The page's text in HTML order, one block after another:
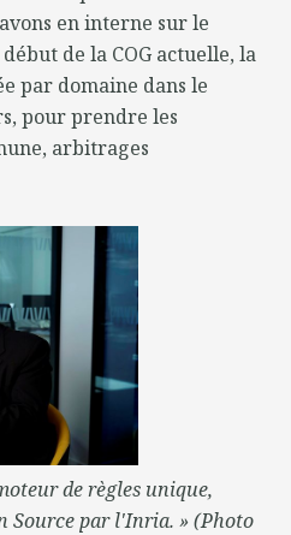
en interne sur le
de la COG actuelle, la
par domaine dans le
pour prendre les
arbitrages
de règles unique,
Source par l'Inria. » (Photo